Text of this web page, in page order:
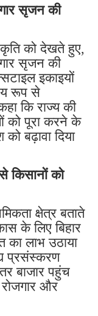
सृजन की
को देखते हुए,
सृजन की
इकाइयों
रूप से
कि राज्य की
को पूरा करने के
बढ़ावा दिया
किसानों को
क्षेत्र बताते
के लिए बिहार
का लाभ उठाया
प्रसंस्करण
बाजार पहुंच
रोजगार और